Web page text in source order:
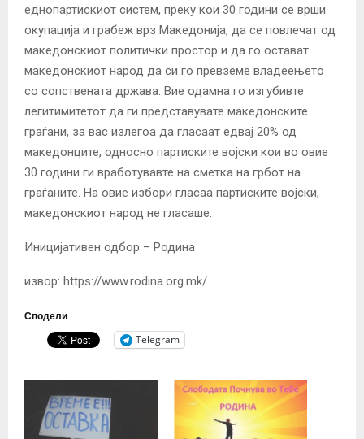
еднопартискиот систем, преку кои 30 години се врши
окупација и грабеж врз Македонија, да се повлечат од
македонскиот политички простор и да го остават
македонскиот народ да си го превземе владеењето
со сопствената држава. Вие одамна го изгубивте
легитимитетот да ги представувате македонските
граѓани, за вас излегоа да гласаат едвај 20% од
македонците, односно партиските војски кои во овие
30 години ги вработувавте на сметка на грбот на
граѓаните. На овие избори гласаа партиските војски,
македонскиот народ не гласаше.
Иницијативен одбор – Родина
извор: https://www.rodina.org.mk/
Сподели
Telegram